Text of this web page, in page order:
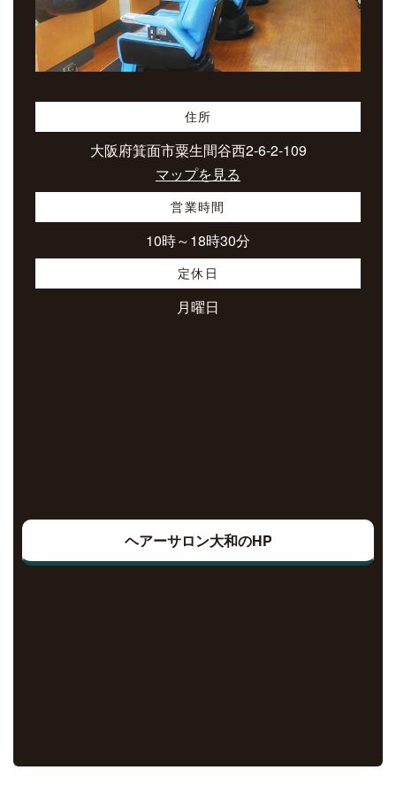
住所
大阪府箕面市粟生間谷西2-6-2-109
マップを見る
営業時間
10時～18時30分
定休日
月曜日
ヘアーサロン大和のHP